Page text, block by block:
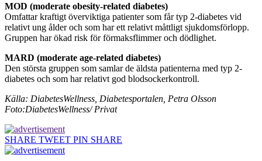
MOD (moderate obesity-related diabetes)
Omfattar kraftigt överviktiga patienter som får typ 2-diabetes vid
relativt ung ålder och som har ett relativt måttligt sjukdomsförlopp.
Gruppen har ökad risk för förmaksflimmer och dödlighet.
MARD (moderate age-related diabetes)
Den största gruppen som samlar de äldsta patienterna med typ 2-
diabetes och som har relativt god blodsockerkontroll.
Källa: DiabetesWellness, Diabetesportalen, Petra Olsson
Foto:DiabetesWellness/ Privat
SHARE TWEET PIN SHARE